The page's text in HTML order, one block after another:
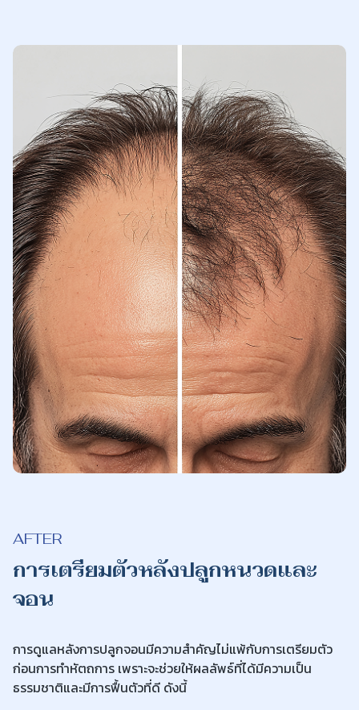
AFTER
การเตรียมตัวหลังปลูกหนวดและ
จอน
การดูแลหลังการปลูกจอนมีความสำคัญไม่แพ้กับการเตรียมตัว
ก่อนการทำหัตถการ เพราะจะช่วยให้ผลลัพธ์ที่ได้มีความเป็น
ธรรมชาติและมีการฟื้นตัวที่ดี ดังนี้